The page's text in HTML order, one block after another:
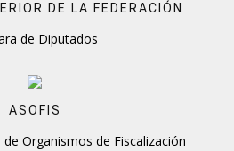
DE LA FEDERACIÓN
de Diputados
ASOFIS
Organismos de Fiscalización